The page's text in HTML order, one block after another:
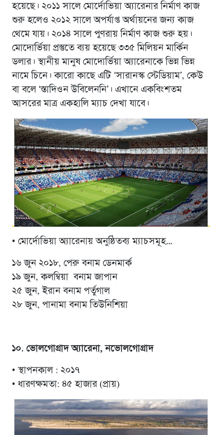
হয়েছে। ২০১১ সালে মোর্দোভিয়া অ্যারেনার নির্মাণ কাজ
শুরু হলেও ২০১২ সালে অপর্যাপ্ত অর্থায়নের জন্য কাজ
থেমে যায়। ২০১৪ সালে পুণরায় নির্মাণ কাজ শুরু হয়।
মোদোর্ভিয়া প্রস্তুতে ব্যয় হয়েছে ৩৩৫ মিলিয়ন মার্কিন
ডলার। স্থানীয় মানুষ মোদোর্ভিয়া অ্যারেনাকে ভিন্ন ভিন্ন
নামে চিনে। কারো কাছে এটি ‘সারানস্ক স্টেডিয়াম’, কেউ
বা বলে ‘স্তাদিওন উবিলেননি’। এখানে একবিংশতম
আসরের মাত্র একহালি ম্যাচ দেখা যাবে।
• মোর্দোভিয়া অ্যারেনায় অনুষ্ঠিতব্য ম্যাচসমূহ…
১৬ জুন ২০১৮, পেরু বনাম ডেনমার্ক
১৯ জুন, কলম্বিয়া বনাম জাপান
২৫ জুন, ইরান বনাম পর্তুগাল
২৮ জুন, পানামা বনাম তিউনিশিয়া
১০. ভোলগোগ্রাদ অ্যারেনা, নভোলগোগ্রাদ
• স্থাপনকাল : ২০১৭
• ধারণক্ষমতা: ৪৫ হাজার (প্রায়)